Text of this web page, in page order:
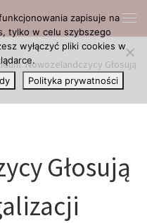
Nowozelandczycy Głosują
Głosują
zapisuje na
tylko w celu szybszego
wyłączyć pliki cookies w
Polityka prywatności